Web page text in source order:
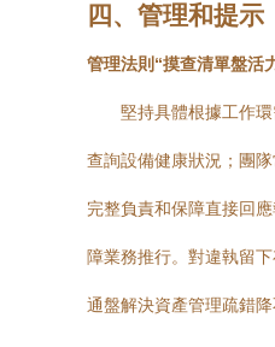
四、管理和提示
管理法則“摸查清單盤活
堅持具體根據工作
查詢設備健康狀況；團
完整負責和保障直接回
障業務推行。對違執留
通盤解決資產管理疏錯